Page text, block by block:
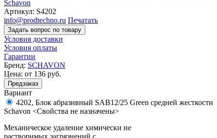
Артикул: S4202
info@prodtechno.ru Печатать
Задать вопрос по товару
Условия доставки
Условия оплаты
Гарантии
Бренд: SCHAVON
Цена: от 136 руб.
Предзаказ
Вариант
4202, Блок абразивный SAB12/25 Green средней жесткости
Schavon <Свойства не назначены>
Механическое удаление химически не